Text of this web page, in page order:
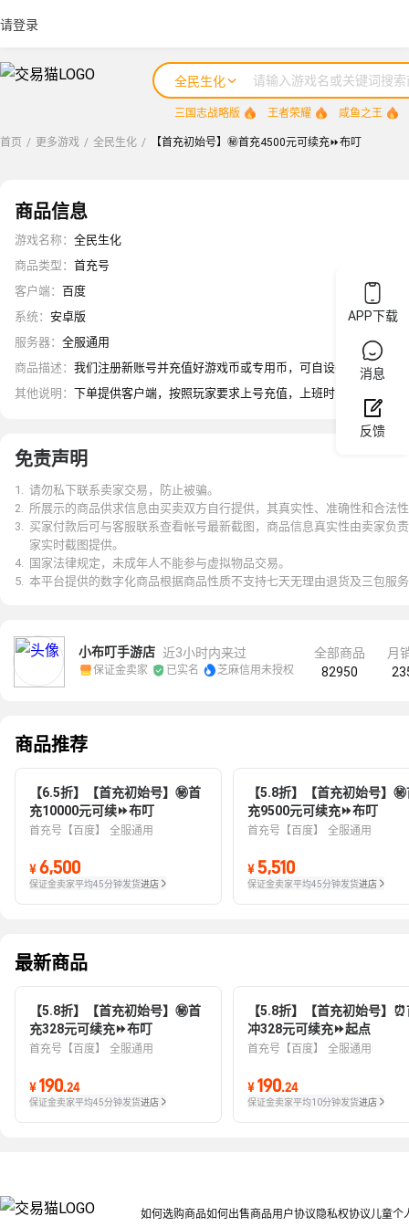
APP下载
消息
反馈
请登录
全民生化
三国志战略版 王者荣耀 咸鱼之王
首页 / 更多游戏 / 全民生化 / 【首充初始号】㊙️首充4500元可续充⏩布叮
商品信息
游戏名称： 全民生化
商品类型 ： 首充号
客户端： 百度
系统： 安卓版
服务器： 全服通用
商品描述 ： 我们注册新账号并充值好游戏币或专用币，可自设密保或游戏
其他说明 ： 下单提供客户端，按照玩家要求上号充值，上班时间（早8.00-
免责声明
1 . 请勿私下联系卖家交易，防止被骗。
2. 所展示的商品供求信息由买卖双方自行提供，其真实性、准确性和合法
3. 买家付款后可与客服联系查看帐号最新截图，商品信息真实性由卖家负
家实时截图提供。
4. 国家法律规定，未成年人不能参与虚拟物品交易。
5. 本平台提供的数字化商品根据商品性质不支持七天无理由退货及三包服
小布叮手游店 近3小时内来过
保证金卖家  已实名 芝麻信用未授权
全部商品
82950
月
商品推荐
【6.5折】【首充初始号】㊙️首
充10000元可续⏩布叮
首充号【百度】 全服通用
¥ 6,500
保证金卖家平均45分钟发货进店
【5.8折】【首充初始号】
充9500元可续充⏩布叮
首充号【百度】 全服通用
¥ 5,510
保证金卖家平均45分钟发货进店
最新商品
【5.8折】【首充初始号】㊙️首
充328元可续充⏩布叮
首充号【百度】 全服通用
¥ 190.24
保证金卖家平均45分钟发货进店
【5.8折】【首充初始号】
冲328元可续充⏩起点
首充号【百度】 全服通用
¥ 190.24
保证金卖家平均10分钟发货进店
如何选购商品如何出售商品用户协议 隐私权协议儿童个